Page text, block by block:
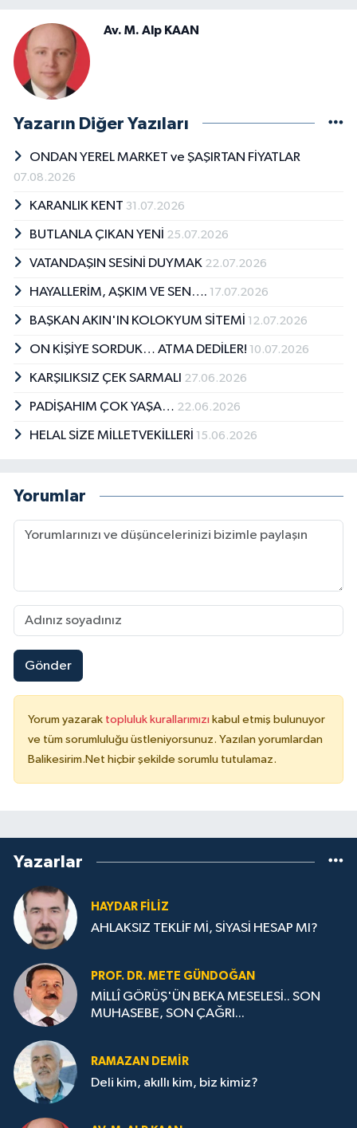
Av. M. Alp KAAN
Yazarın Diğer Yazıları
ONDAN YEREL MARKET ve ŞAŞIRTAN FİYATLAR
07.08.2026
KARANLIK KENT 31.07.2026
BUTLANLA ÇIKAN YENİ 25.07.2026
VATANDAŞIN SESİNİ DUYMAK 22.07.2026
HAYALLERİM, AŞKIM VE SEN…. 17.07.2026
BAŞKAN AKIN'IN KOLOKYUM SİTEMİ 12.07.2026
ON KİŞİYE SORDUK… ATMA DEDİLER! 10.07.2026
KARŞILIKSIZ ÇEK SARMALI 27.06.2026
PADİŞAHIM ÇOK YAŞA… 22.06.2026
HELAL SİZE MİLLETVEKİLLERİ 15.06.2026
Yorumlar
Gönder
Yorum yazarak topluluk kurallarımızı kabul etmiş bulunuyor
ve tüm sorumluluğu üstleniyorsunuz. Yazılan yorumlardan
Balikesirim.Net hiçbir şekilde sorumlu tutulamaz.
Yazarlar
HAYDAR FİLİZ
AHLAKSIZ TEKLİF Mİ, SİYASİ HESAP MI?
PROF. DR. METE GÜNDOĞAN
MİLLÎ GÖRÜŞ'ÜN BEKA MESELESİ.. SON
MUHASEBE, SON ÇAĞRI...
RAMAZAN DEMİR
Deli kim, akıllı kim, biz kimiz?